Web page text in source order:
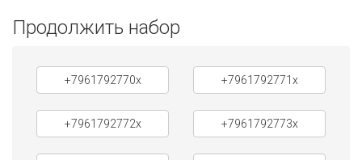
Продолжить набор
+7961792770x +7961792771x
+7961792772x +7961792773x